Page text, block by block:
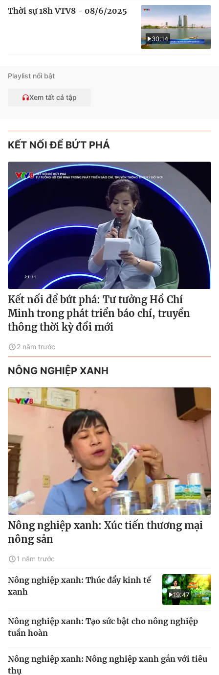
30:14
Thời sự 18h VTV8 - 08/6/2025
Playlist nổi bật
Xem tất cả tập
KẾT NỐI ĐỂ BỨT PHÁ
Kết nối để bứt phá: Tư tưởng Hồ Chí
Minh trong phát triển báo chí, truyền
thông thời kỳ đổi mới
2 năm trước
NÔNG NGHIỆP XANH
Nông nghiệp xanh: Xúc tiến thương mại
nông sản
1 năm trước
19:47
Nông nghiệp xanh: Thúc đẩy kinh tế
xanh
Nông nghiệp xanh: Tạo sức bật cho nông nghiệp
tuần hoàn
Nông nghiệp xanh: Nông nghiệp xanh gắn với tiêu
thụ